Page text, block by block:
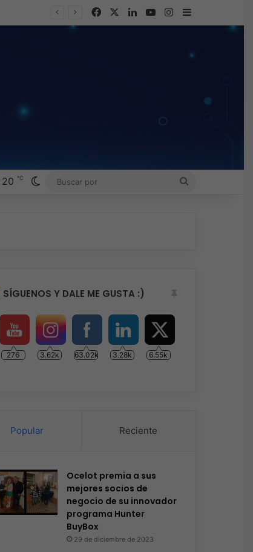
FacebookLinkedInYouTubeInstagram
Barra lateral
20 ℃ Switch skin
BUSCAR
SÍGUENOS Y DALE ME GUSTA :)
276 3.62k 63.02k 3.28k 6.55k
Popular Reciente
Ocelot premia a sus
mejores socios de
negocio de su innovador
programa Hunter
BuyBox
29 de diciembre de 2023